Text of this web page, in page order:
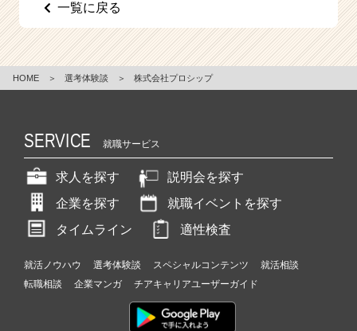
e
r）
一覧に戻る
HOME ＞ 選考体験談 ＞ 株式会社プロシップ
SERVICE 就職サービス
求人を探す
説明会を探す
企業を探す
就職イベントを探す
タイムライン
適性検査
就活ノウハウ 選考体験談 スペシャルコンテンツ
就活相談
転職相談
企業マンガ チアキャリアユーザーガイド